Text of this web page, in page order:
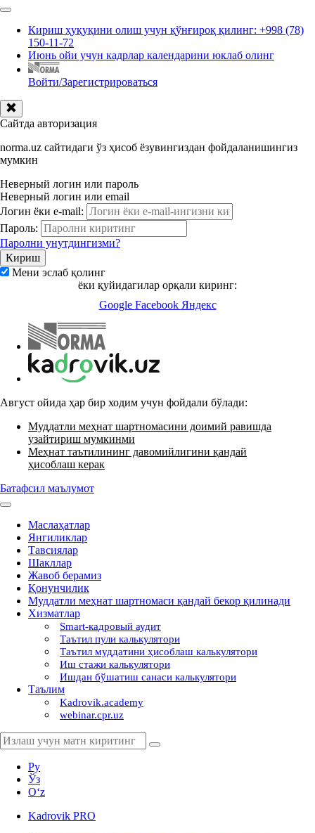
Кириш ҳуқуқини олиш учун қўнғироқ қилинг: +998 (78)
150-11-72
Июнь ойи учун кадрлар календарини юклаб олинг
Войти/Зарегистрироваться
Сайтда авторизация
norma.uz сайтидаги ўз ҳисоб ёзувингиздан фойдаланишингиз
мумкин
Неверный логин или пароль
Неверный логин или email
Логин ёки e-mail:
Пароль:
Паролни унутдингизми?
Мени эслаб қолинг
ёки қуйидагилар орқали киринг:
Google Facebook Яндекс
Август ойида ҳар бир ходим учун фойдали бўлади:
Муддатли меҳнат шартномасини доимий равишда
узайтириш мумкинми
Меҳнат таътилининг давомийлигини қандай
ҳисоблаш керак
Батафсил маълумот
Маслаҳатлар
Янгиликлар
Тавсиялар
Шакллар
Жавоб берамиз
Қонунчилик
Муддатли меҳнат шартномаси қандай бекор қилинади
Хизматлар
Smart-кадровый аудит
Таътил пули калькулятори
Таътил муддатини ҳисоблаш калькулятори
Иш стажи калькулятори
Ишдан бўшатиш санаси калькулятори
Таълим
Kadrovik.academy
webinar.cpr.uz
Ру
Ўз
Oʻz
Kadrovik PRO